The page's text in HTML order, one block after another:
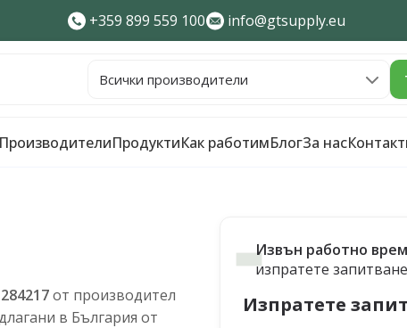
+359 899 559 100 info@gtsupply.eu
ПроизводителиПродуктиКак работимБлогЗа нас
284217от производител
в България от
Извън работно
изпратете
Изпратете